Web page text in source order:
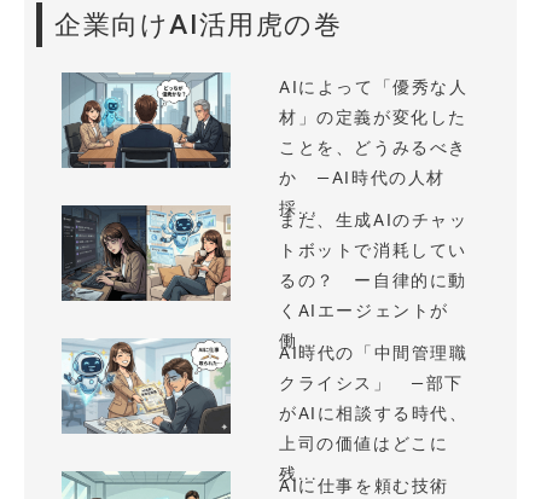
企業向けAI活用虎の巻
AIによって「優秀な人
材」の定義が変化した
ことを、どうみるべき
か —AI時代の人材
採...
まだ、生成AIのチャッ
トボットで消耗してい
るの？ ー自律的に動
くAIエージェントが
働...
AI時代の「中間管理職
クライシス」 —部下
がAIに相談する時代、
上司の価値はどこに
残...
AIに仕事を頼む技術